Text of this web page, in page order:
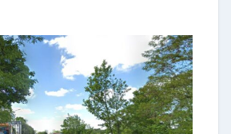
o
n
t
r
i
b